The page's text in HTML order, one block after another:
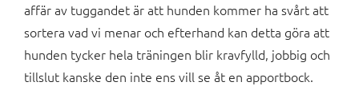
affär av tuggandet är att hunden kommer ha svårt att
sortera vad vi menar och efterhand kan detta göra att
hunden tycker hela träningen blir kravfylld, jobbig och
tillslut kanske den inte ens vill se åt en apportbock.